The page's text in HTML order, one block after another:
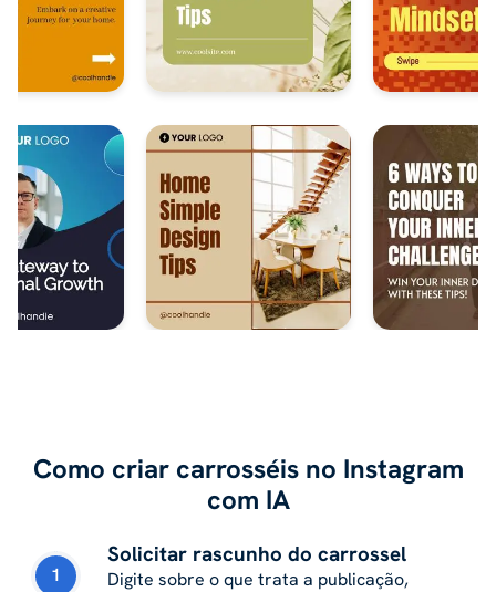
Como criar carrosséis no Instagram
com IA
1
Solicitar rascunho do carrossel
Digite sobre o que trata a publicação,